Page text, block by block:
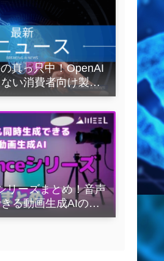
真っ只中！OpenAI
い消費者向け製品
リーズまとめ！音声
る動画生成AIの全